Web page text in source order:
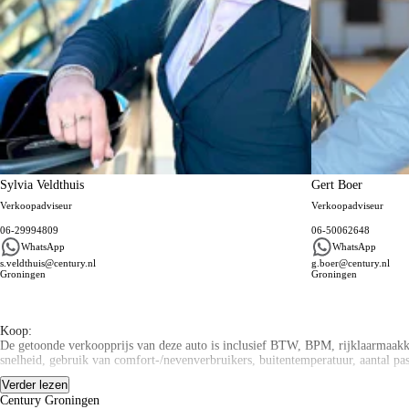
Sylvia Veldthuis
Verkoopadviseur
06-29994809
WhatsApp
s.veldthuis@century.nl
Groningen
Gert Boer
Verkoopadviseur
06-50062648
WhatsApp
g.boer@century.nl
Groningen
Koop:
De getoonde verkoopprijs van deze auto is inclusief BTW, BPM,
snelheid, gebruik van comfort-/nevenverbruikers, buitentemperatuur, aantal
Private Lease:
Century Autogroep is dé Private Lease dealer van Noord-Nederland! Sluit u
Verder lezen
Century Groningen